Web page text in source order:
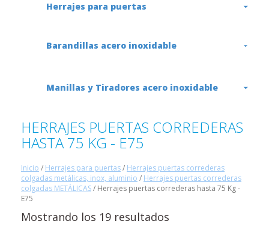
Herrajes para puertas
Barandillas acero inoxidable
Manillas y Tiradores acero inoxidable
HERRAJES PUERTAS CORREDERAS
HASTA 75 KG - E75
Inicio / Herrajes para puertas/ Herrajes puertas correderas
colgadas metálicas, inox, aluminio / Herrajes puertas correderas
colgadas METÁLICAS/ Herrajes puertas correderas hasta 75 Kg -
E75
Mostrando los 19 resultados